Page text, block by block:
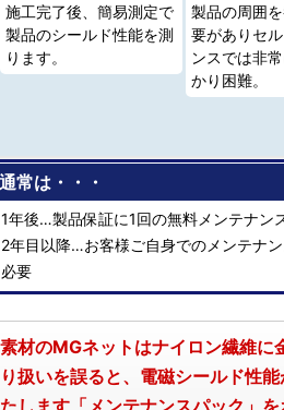
施工完了後、簡易測定で
製品のシールド性能を測
ります。
製品の周囲
要がありセ
ンスでは非
かり困難。
通常は・・・
1年後…製品保証に1回の無料メンテナン
2年目以降…お客様ご自身でのメンテナ
必要
素材のMGネットはナイロン繊維
り扱いを誤ると、電磁シールド性
たします「メンテナンスパック」を